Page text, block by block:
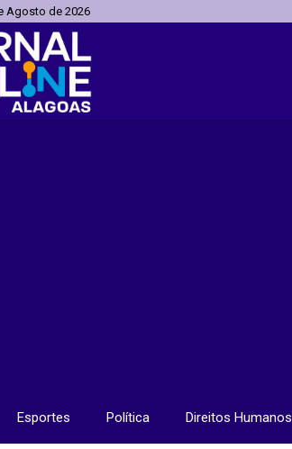
Agosto de 2026
Esportes Política Direitos Humanos